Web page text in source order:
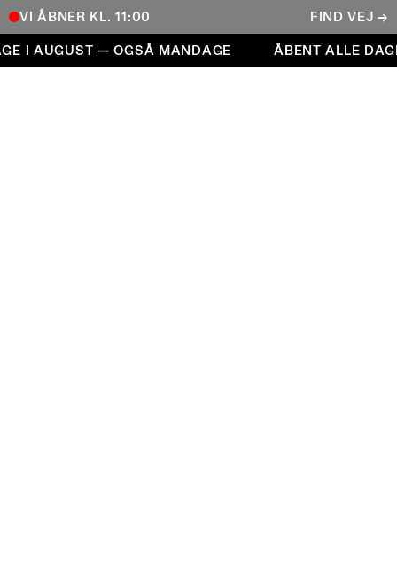
VI ÅBNER KL. 11:00 FIND VEJ →
Åbent alle dage i august — også mandage
I AUGUST — OGSÅ MANDAGE ÅBENT ALLE